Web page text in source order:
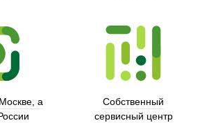
а
Собственный
сервисный центр